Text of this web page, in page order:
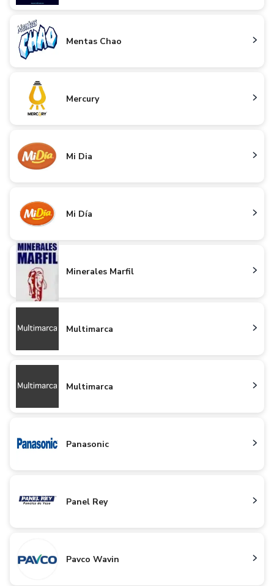
Mentas Chao
Mercury
Mi Dia
Mi Día
Minerales Marfil
Multimarca
Multimarca
Panasonic
Panel Rey
Pavco Wavin